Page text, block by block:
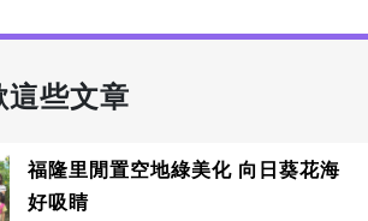
這些文章
福隆里閒置空地綠美化 向日葵花海
好吸睛